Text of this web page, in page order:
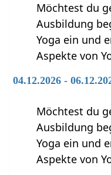
Möchtest du
Ausbildung
Yoga ein und
Aspekte von
04.12.2026 -
Möchtest du
Ausbildung
Yoga ein und
Aspekte von